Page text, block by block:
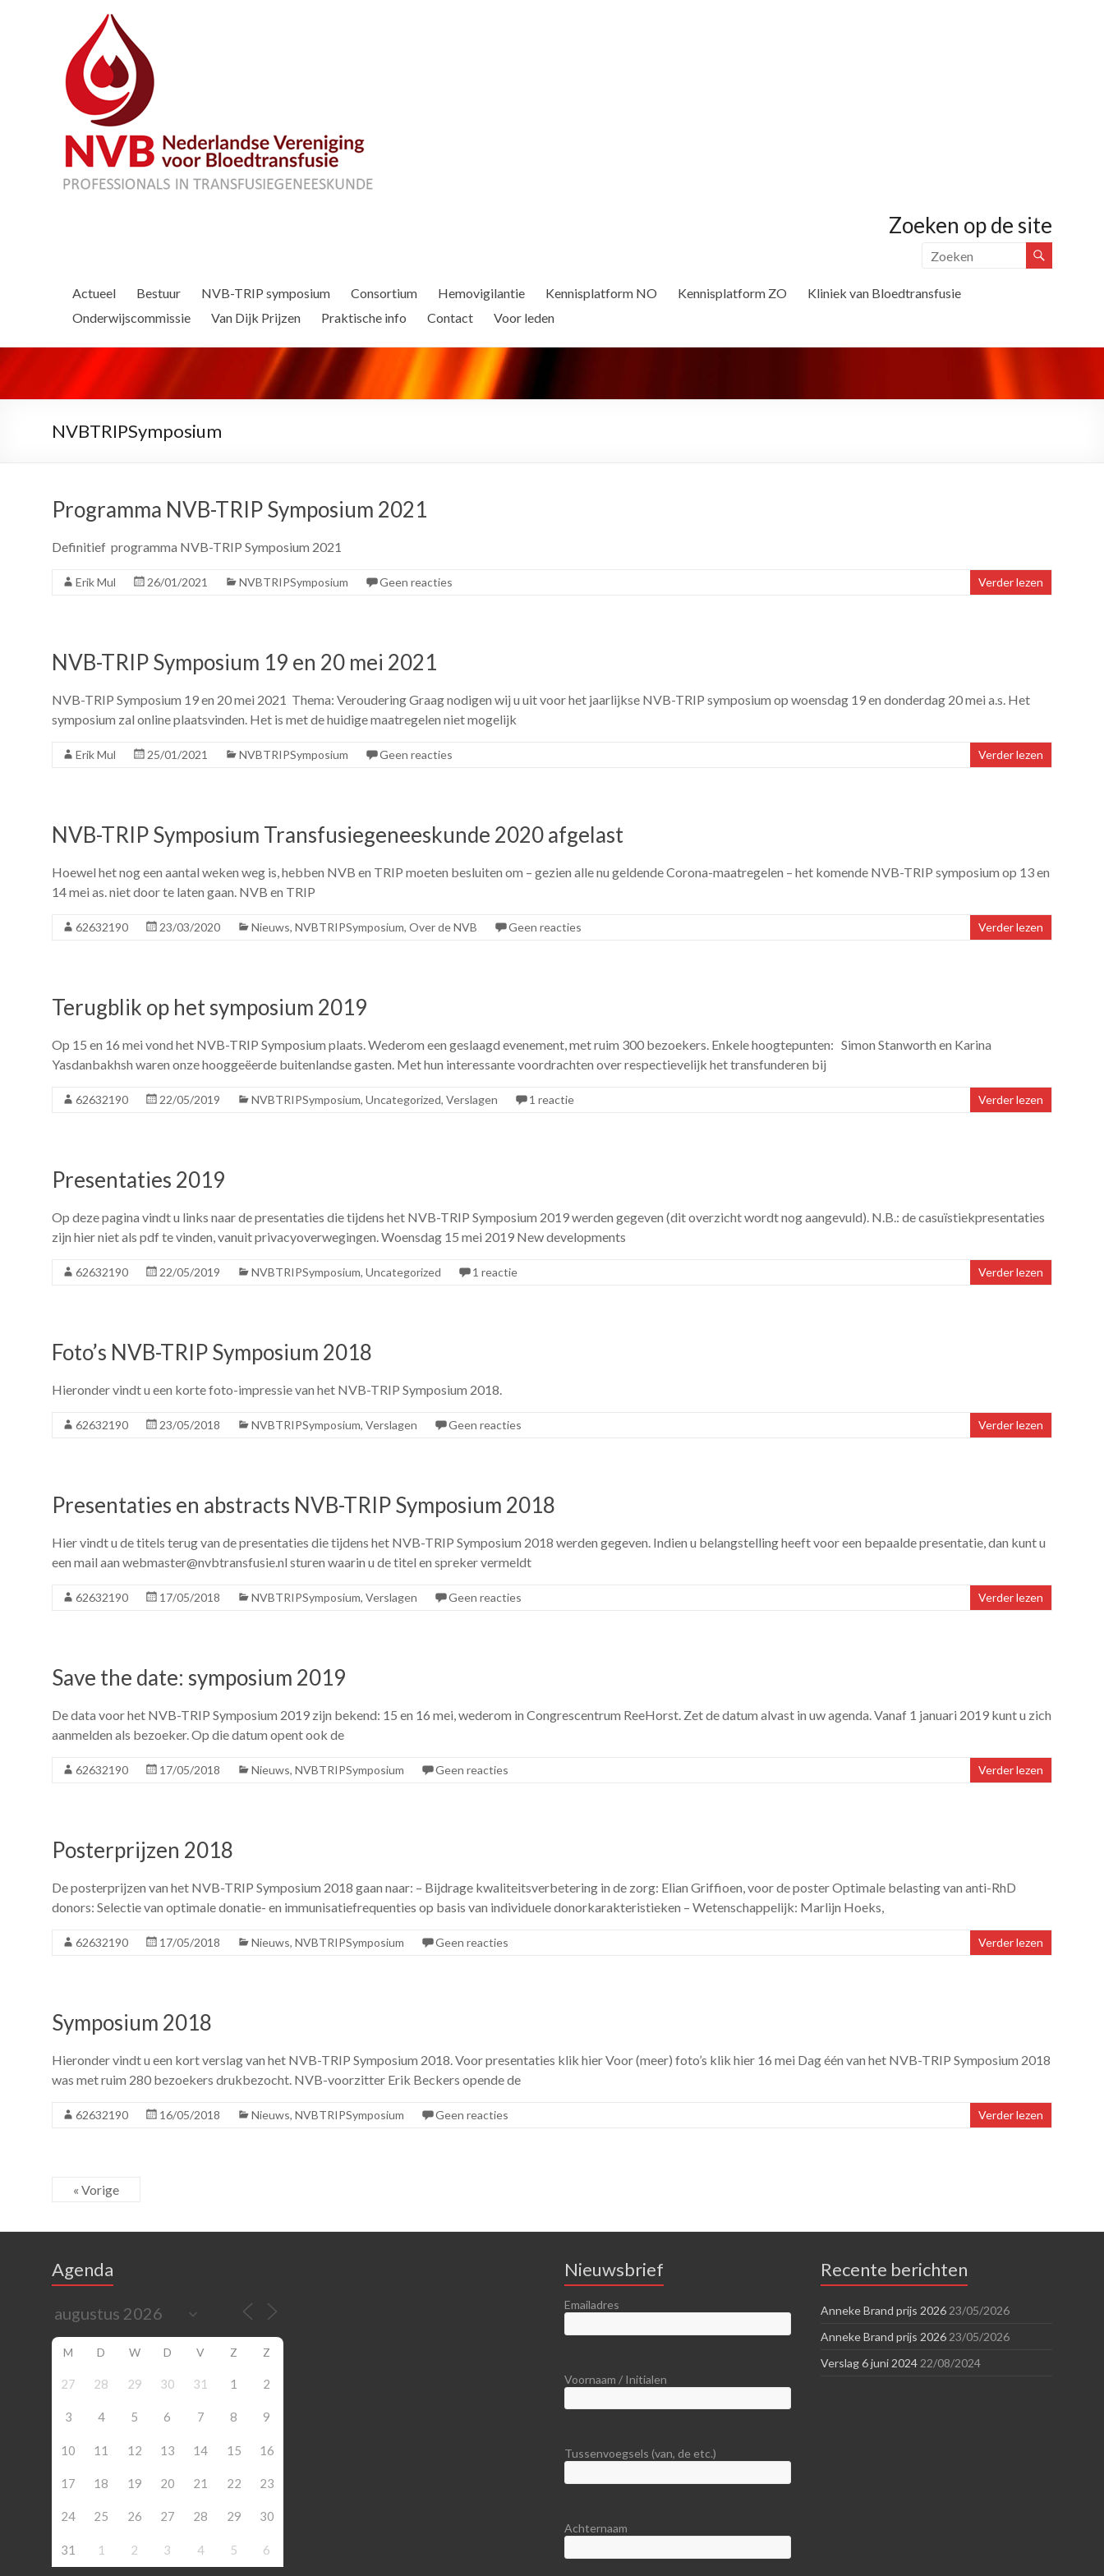
Zoeken op de site
Actueel Bestuur NVB-TRIP symposium Consortium Hemovigilantie Kennisplatform NO Kennisplatform ZO
Kliniek van Bloedtransfusie
Onderwijscommissie
Van Dijk Prijzen Praktische info Contact Voor leden
NVBTRIPSymposium
Programma NVB-TRIP Symposium 2021
Definitief programma NVB-TRIP Symposium 2021
Erik Mul 26/01/2021 NVBTRIPSymposium Geen reacties Verder lezen
NVB-TRIP Symposium 19 en 20 mei 2021
NVB-TRIP Symposium 19 en 20 mei 2021 Thema: Veroudering Graag nodigen wij u uit voor het jaarlijkse NVB-TRIP symposium op woensdag 19 en donderdag 20 mei a.s. Het
symposium zal online plaatsvinden. Het is met de huidige maatregelen niet mogelijk
Erik Mul 25/01/2021 NVBTRIPSymposium Geen reacties Verder lezen
NVB-TRIP Symposium Transfusiegeneeskunde 2020 afgelast
Hoewel het nog een aantal weken weg is, hebben NVB en TRIP moeten besluiten om – gezien alle nu geldende Corona-maatregelen – het komende NVB-TRIP symposium op 13 en
14 mei as. niet door te laten gaan. NVB en TRIP
62632190 23/03/2020 Nieuws, NVBTRIPSymposium, Over de NVB Geen reacties Verder lezen
Terugblik op het symposium 2019
Op 15 en 16 mei vond het NVB-TRIP Symposium plaats. Wederom een geslaagd evenement, met ruim 300 bezoekers. Enkele hoogtepunten: Simon Stanworth en Karina
Yasdanbakhsh waren onze hooggeëerde buitenlandse gasten. Met hun interessante voordrachten over respectievelijk het transfunderen bij
62632190 22/05/2019 NVBTRIPSymposium, Uncategorized, Verslagen 1 reactie Verder lezen
Presentaties 2019
Op deze pagina vindt u links naar de presentaties die tijdens het NVB-TRIP Symposium 2019 werden gegeven (dit overzicht wordt nog aangevuld). N.B.: de casuïstiekpresentaties
zijn hier niet als pdf te vinden, vanuit privacyoverwegingen. Woensdag 15 mei 2019 New developments
62632190 22/05/2019 NVBTRIPSymposium, Uncategorized 1 reactie Verder lezen
Foto’s NVB-TRIP Symposium 2018
Hieronder vindt u een korte foto-impressie van het NVB-TRIP Symposium 2018.
62632190 23/05/2018 NVBTRIPSymposium, Verslagen Geen reacties Verder lezen
Presentaties en abstracts NVB-TRIP Symposium 2018
Hier vindt u de titels terug van de presentaties die tijdens het NVB-TRIP Symposium 2018 werden gegeven. Indien u belangstelling heeft voor een bepaalde presentatie, dan kunt u
een mail aan webmaster@nvbtransfusie.nl sturen waarin u de titel en spreker vermeldt
62632190 17/05/2018 NVBTRIPSymposium, Verslagen Geen reacties Verder lezen
Save the date: symposium 2019
De data voor het NVB-TRIP Symposium 2019 zijn bekend: 15 en 16 mei, wederom in Congrescentrum ReeHorst. Zet de datum alvast in uw agenda. Vanaf 1 januari 2019 kunt u zich
aanmelden als bezoeker. Op die datum opent ook de
62632190 17/05/2018 Nieuws, NVBTRIPSymposium Geen reacties Verder lezen
Posterprijzen 2018
De posterprijzen van het NVB-TRIP Symposium 2018 gaan naar: – Bijdrage kwaliteitsverbetering in de zorg: Elian Griffioen, voor de poster Optimale belasting van anti-RhD
donors: Selectie van optimale donatie- en immunisatiefrequenties op basis van individuele donorkarakteristieken – Wetenschappelijk: Marlijn Hoeks,
62632190 17/05/2018 Nieuws, NVBTRIPSymposium Geen reacties Verder lezen
Symposium 2018
Hieronder vindt u een kort verslag van het NVB-TRIP Symposium 2018. Voor presentaties klik hier Voor (meer) foto’s klik hier 16 mei Dag één van het NVB-TRIP Symposium 2018
was met ruim 280 bezoekers drukbezocht. NVB-voorzitter Erik Beckers opende de
62632190 16/05/2018 Nieuws, NVBTRIPSymposium Geen reacties Verder lezen
« Vorige
Agenda
M D W D V Z Z
27 28 29 30 31 1 2
3 4 5 6 7 8 9
10 11 12 13 14 15 16
17 18 19 20 21 22 23
24 25 26 27 28 29 30
31 1 2 3 4 5 6
Nieuwsbrief
Emailadres
Voornaam / Initialen
Tussenvoegsels (van, de etc.)
Achternaam
Recente berichten
Anneke Brand prijs 2026 23/05/2026
Anneke Brand prijs 2026 23/05/2026
Verslag 6 juni 2024 22/08/2024